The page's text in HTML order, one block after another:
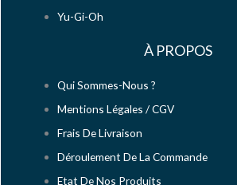
Yu-Gi-Oh
À PROPOS
Qui Sommes-Nous ?
Mentions Légales / CGV
Frais De Livraison
Déroulement De La Commande
Etat De Nos Produits